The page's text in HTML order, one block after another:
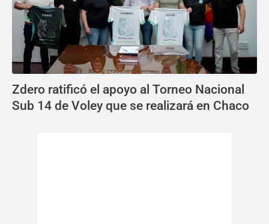
Zdero ratificó el apoyo al Torneo Nacional
Sub 14 de Voley que se realizará en Chaco